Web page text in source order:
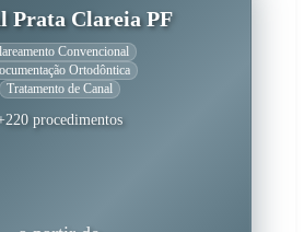
Prata Clareia PF
Convencional
Ortodôntica
Tratamento de Canal
procedimentos